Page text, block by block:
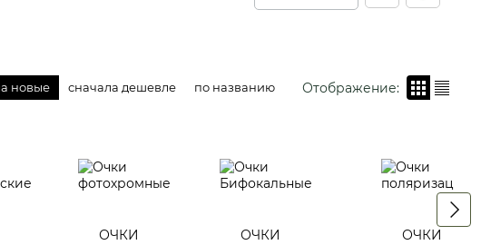
новые сначала дешевле по названию Отображение:
ОЧКИ
ОЧКИ
ОЧКИ